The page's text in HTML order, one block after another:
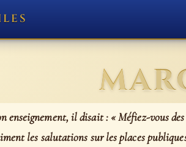
enseignement, il disait : « Méfiez-vous
les salutations sur les places